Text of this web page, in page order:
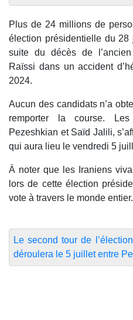
Plus de 24 millions de
élection présidentielle du
suite du décès de
Raïssi dans un accident
2024.
Aucun des candidats n’a
remporter la course.
Pezeshkian et Saïd Jalili,
qui aura lieu le vendredi 5
À noter que les Iraniens
lors de cette élection
vote à travers le monde entier.
Le second tour de
déroulera le 5 juillet entre